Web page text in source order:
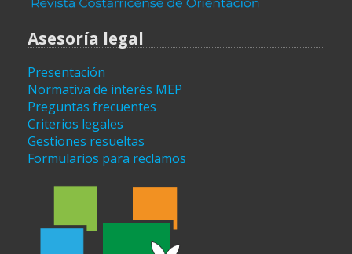
Asesoría legal
Presentación
Normativa de interés MEP
Preguntas frecuentes
Criterios legales
Gestiones resueltas
Formularios para reclamos